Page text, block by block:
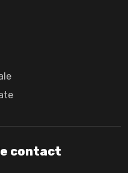
contact